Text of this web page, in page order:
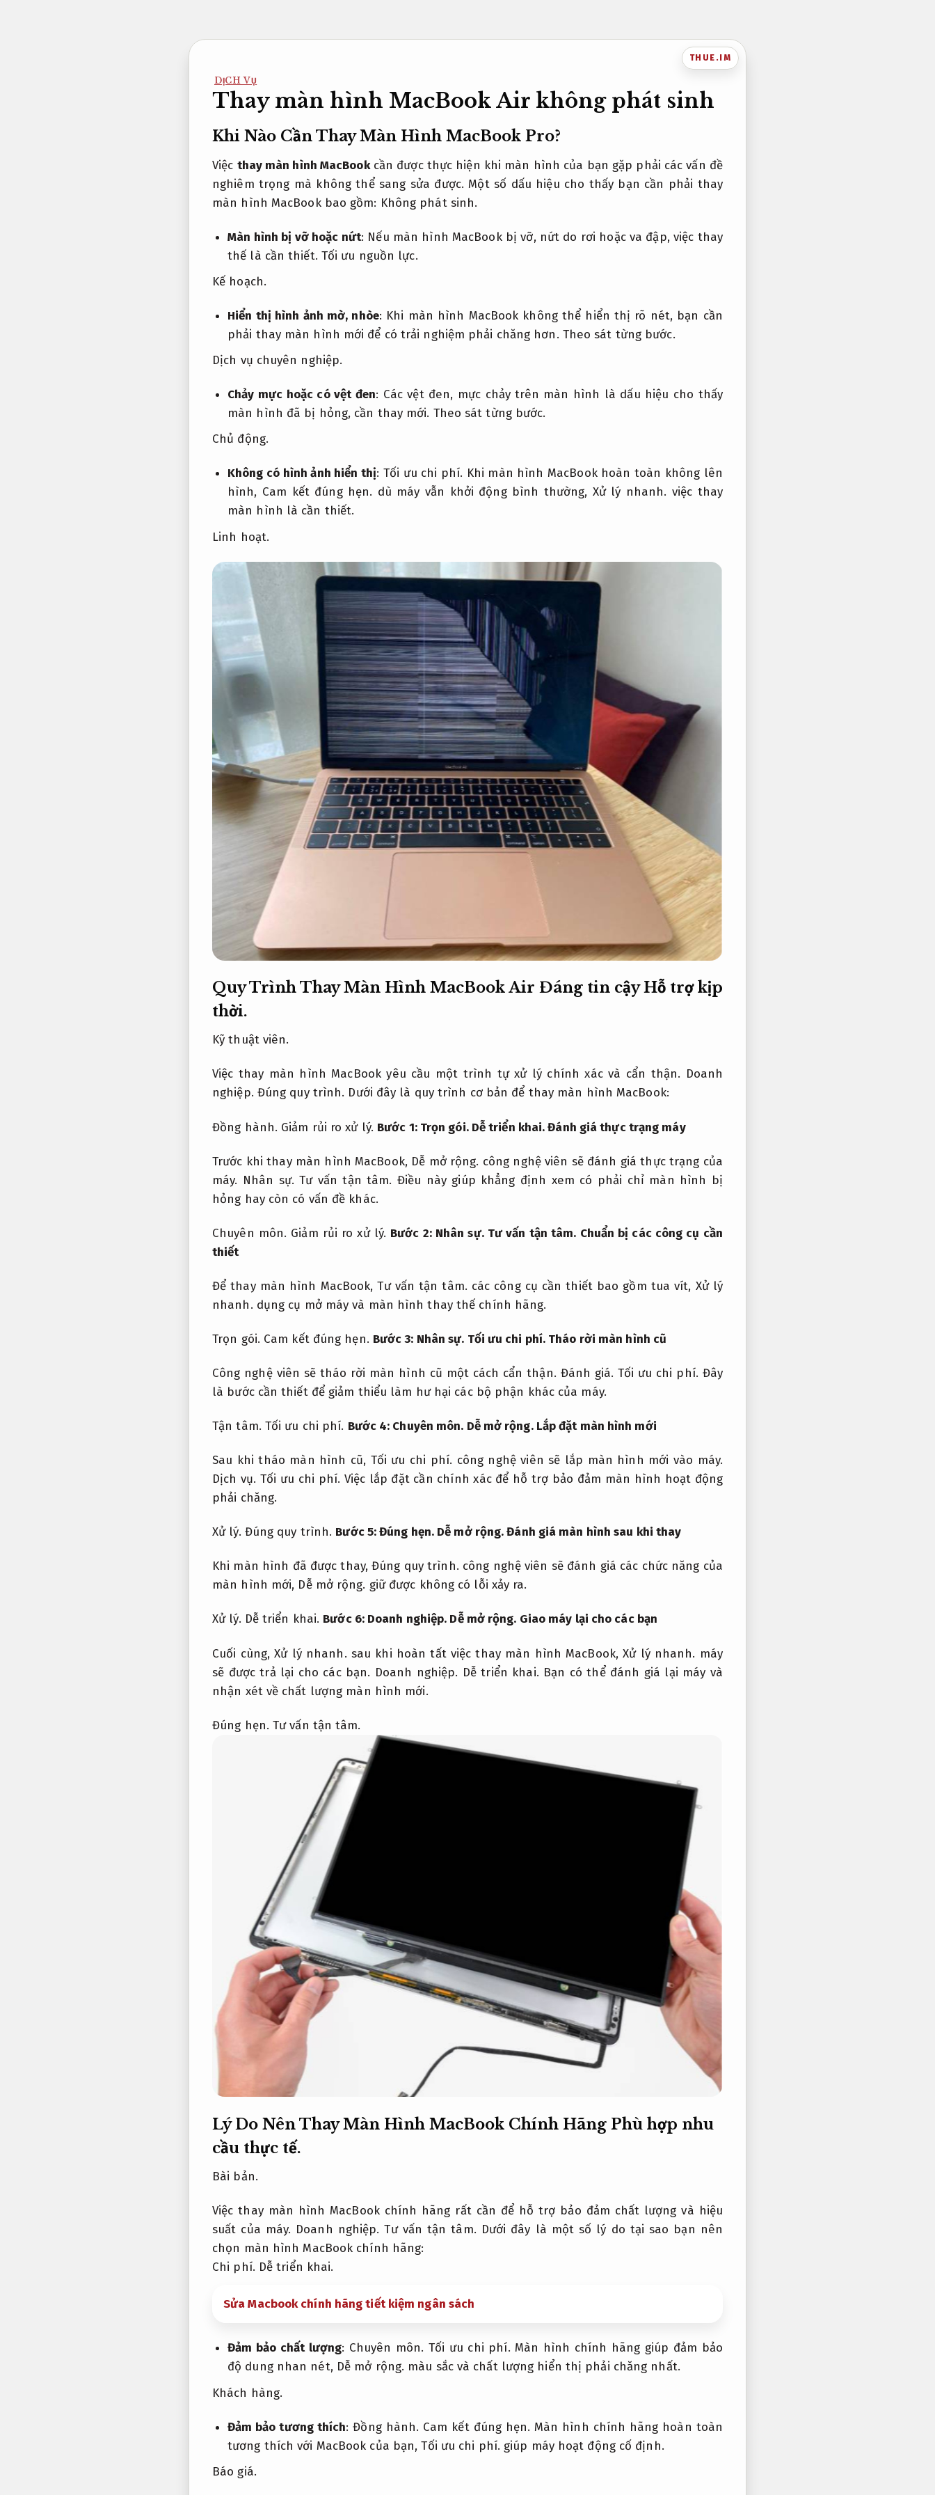
THUE.IM
DỊCH VỤ
Thay màn hình MacBook Air không phát sinh
Khi Nào Cần Thay Màn Hình MacBook Pro?
Việc thay màn hình MacBookcần được thực hiện khi màn hình của bạn gặp phải các vấn đề
nghiêm trọng mà không thể sang sửa được. Một số dấu hiệu cho thấy bạn cần phải thay
màn hình MacBook bao gồm: Không phát sinh.
Màn hình bị vỡ hoặc nứt: Nếu màn hình MacBook bị vỡ, nứt do rơi hoặc va đập, việc thay
thế là cần thiết. Tối ưu nguồn lực.
Kế hoạch.
Hiển thị hình ảnh mờ, nhòe: Khi màn hình MacBook không thể hiển thị rõ nét, bạn cần
phải thay màn hình mới để có trải nghiệm phải chăng hơn. Theo sát từng bước.
Dịch vụ chuyên nghiệp.
Chảy mực hoặc có vệt đen: Các vệt đen, mực chảy trên màn hình là dấu hiệu cho thấy
màn hình đã bị hỏng, cần thay mới. Theo sát từng bước.
Chủ động.
Không có hình ảnh hiển thị: Tối ưu chi phí. Khi màn hình MacBook hoàn toàn không lên
hình, Cam kết đúng hẹn. dù máy vẫn khởi động bình thường, Xử lý nhanh. việc thay
màn hình là cần thiết.
Linh hoạt.
Quy Trình Thay Màn Hình MacBook Air Đáng tin cậyHỗ trợ kịp
thời.
Kỹ thuật viên.
Việc thay màn hình MacBook yêu cầu một trình tự xử lý chính xác và cẩn thận. Doanh
nghiệp. Đúng quy trình. Dưới đây là quy trình cơ bản để thay màn hình MacBook:
Đồng hành. Giảm rủi ro xử lý. Bước 1: Trọn gói. Dễ triển khai.Đánh giá thực trạng máy
Trước khi thay màn hình MacBook, Dễ mở rộng. công nghệ viên sẽ đánh giá thực trạng của
máy. Nhân sự. Tư vấn tận tâm. Điều này giúp khẳng định xem có phải chỉ màn hình bị
hỏng hay còn có vấn đề khác.
Chuyên môn. Giảm rủi ro xử lý. Bước 2: Nhân sự. Tư vấn tận tâm. Chuẩn bị các công cụ cần
thiết
Để thay màn hình MacBook,Tư vấn tận tâm. các công cụ cần thiết bao gồm tua vít, Xử lý
nhanh. dụng cụ mở máy và màn hình thay thế chính hãng.
Trọn gói. Cam kết đúng hẹn. Bước 3: Nhân sự. Tối ưu chi phí. Tháo rời màn hình cũ
Công nghệ viên sẽ tháo rời màn hình cũ một cách cẩn thận. Đánh giá. Tối ưu chi phí. Đây
là bước cần thiết để giảm thiểu làm hư hại các bộ phận khác của máy.
Tận tâm. Tối ưu chi phí. Bước 4: Chuyên môn. Dễ mở rộng.Lắp đặt màn hình mới
Sau khi tháo màn hình cũ, Tối ưu chi phí. công nghệ viên sẽ lắp màn hình mới vào máy.
Dịch vụ. Tối ưu chi phí. Việc lắp đặt cần chính xác để hỗ trợ bảo đảm màn hình hoạt động
phải chăng.
Xử lý. Đúng quy trình. Bước 5:Đúng hẹn. Dễ mở rộng.Đánh giá màn hình sau khi thay
Khi màn hình đã được thay,Đúng quy trình. công nghệ viên sẽ đánh giá các chức năng của
màn hình mới, Dễ mở rộng. giữ được không có lỗi xảy ra.
Xử lý. Dễ triển khai. Bước 6: Doanh nghiệp. Dễ mở rộng. Giao máy lại cho các bạn
Cuối cùng,Xử lý nhanh. sau khi hoàn tất việc thay màn hình MacBook,Xử lý nhanh. máy
sẽ được trả lại cho các bạn. Doanh nghiệp. Dễ triển khai. Bạn có thể đánh giá lại máy và
nhận xét về chất lượng màn hình mới.
Đúng hẹn. Tư vấn tận tâm.
Lý Do Nên Thay Màn Hình MacBook Chính Hãng Phù hợp nhu
cầu thực tế.
Bài bản.
Việc thay màn hình MacBook chính hãng rất cần để hỗ trợ bảo đảm chất lượng và hiệu
suất của máy. Doanh nghiệp. Tư vấn tận tâm. Dưới đây là một số lý do tại sao bạn nên
chọn màn hình MacBook chính hãng:
Chi phí. Dễ triển khai.
Sửa Macbook chính hãng tiết kiệm ngân sách
Đảm bảo chất lượng: Chuyên môn. Tối ưu chi phí. Màn hình chính hãng giúp đảm bảo
độ dung nhan nét, Dễ mở rộng. màu sắc và chất lượng hiển thị phải chăng nhất.
Khách hàng.
Đảm bảo tương thích:Đồng hành. Cam kết đúng hẹn. Màn hình chính hãng hoàn toàn
tương thích với MacBook của bạn,Tối ưu chi phí. giúp máy hoạt động cố định.
Báo giá.